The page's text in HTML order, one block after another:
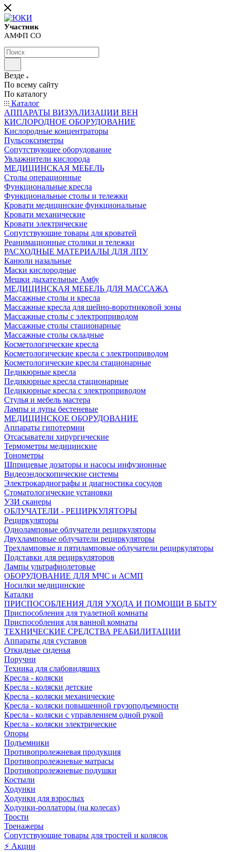
Участник
АМФП СО
Везде
По всему сайту
По каталогу
Каталог
АППАРАТЫ ВИЗУАЛИЗАЦИИ ВЕН
КИСЛОРОДНОЕ ОБОРУДОВАНИЕ
Кислородные концентраторы
Пульсоксиметры
Сопутствующее оборудование
Увлажнители кислорода
МЕДИЦИНСКАЯ МЕБЕЛЬ
Столы операционные
Функциональные кресла
Функциональные столы и тележки
Кровати медицинские функциональные
Кровати механические
Кровати электрические
Сопутствующие товары для кроватей
Реанимационные столики и тележки
РАСХОДНЫЕ МАТЕРИАЛЫ ДЛЯ ЛПУ
Канюли назальные
Маски кислородные
Мешки дыхательные Амбу
МЕДИЦИНСКАЯ МЕБЕЛЬ ДЛЯ МАССАЖА
Массажные столы и кресла
Массажные кресла для шейно-воротниковой зоны
Массажные столы с электроприводом
Массажные столы стационарные
Массажные столы складные
Косметологические кресла
Косметологические кресла с электроприводом
Косметологические кресла стационарные
Педикюрные кресла
Педикюрные кресла стационарные
Педикюрные кресла с электроприводом
Стулья и мебель мастера
Лампы и лупы бестеневые
МЕДИЦИНСКОЕ ОБОРУДОВАНИЕ
Аппараты гипотермии
Отсасыватели хирургические
Термометры медицинские
Тонометры
Шприцевые дозаторы и насосы инфузионные
Видеоэндоскопические системы
Электрокардиографы и диагностика сосудов
Стоматологические установки
УЗИ сканеры
ОБЛУЧАТЕЛИ - РЕЦИРКУЛЯТОРЫ
Рециркуляторы
Одноламповые облучатели рециркуляторы
Двухламповые облучатели рециркуляторы
Трехламповые и пятиламповые облучатели рециркуляторы
Подставки для рециркуляторов
Лампы ультрафиолетовые
ОБОРУДОВАНИЕ ДЛЯ МЧС и АСМП
Носилки медицинские
Каталки
ПРИСПОСОБЛЕНИЯ ДЛЯ УХОДА И ПОМОЩИ В БЫТУ
Приспособления для туалетной комнаты
Приспособления для ванной комнаты
ТЕХНИЧЕСКИЕ СРЕДСТВА РЕАБИЛИТАЦИИ
Аппараты для суставов
Откидные сиденья
Поручни
Техника для слабовидящих
Кресла - коляски
Кресла - коляски детские
Кресла - коляски механические
Кресла - коляски повышенной грузоподъемности
Кресла - коляски с управлением одной рукой
Кресла - коляски электрические
Опоры
Подъемники
Противопролежневая продукция
Противопролежневые матрасы
Противопролежневые подушки
Костыли
Ходунки
Ходунки для взрослых
Ходунки-роллаторы (на колесах)
Трости
Тренажеры
Сопутствующие товары для тростей и колясок
⚡ Акции